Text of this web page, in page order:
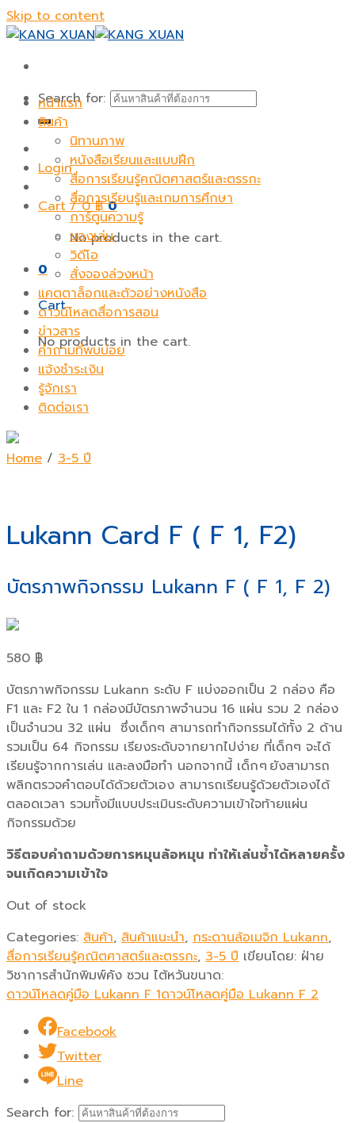
Skip to content
Search for:
Login
Cart /0฿ 0
No products in the cart.
0
Cart
No products in the cart.
หน้าแรก
สินค้า
นิทานภาพ
หนังสือเรียนและแบบฝึก
สื่อการเรียนรู้คณิตศาสตร์และตรรกะ
สื่อการเรียนรู้และเกมการศึกษา
การ์ตูนความรู้
ของเล่น
วิดีโอ
สั่งจองล่วงหน้า
แคตตาล็อกและตัวอย่างหนังสือ
ดาวน์โหลดสื่อการสอน
ข่าวสาร
คำถามที่พบบ่อย
แจ้งชำระเงิน
รู้จักเรา
ติดต่อเรา
Home / 3-5 ปี
Lukann Card F (ฺ F 1, F2)
บัตรภาพกิจกรรม Lukann F (ฺ F 1, F 2)
580 ฿
บัตรภาพกิจกรรม Lukann ระดับ F แบ่งออกเป็น 2 กล่อง คือ
F1 และ F2 ใน 1 กล่องมีบัตรภาพจำนวน 16 แผ่น รวม 2 กล่อง
เป็นจำนวน 32 แผ่น ซึ่งเด็กๆ สามารถทำกิจกรรมได้ทั้ง 2 ด้าน
รวมเป็น 64 กิจกรรม เรียงระดับจากยากไปง่าย ที่เด็กๆ จะได้
เรียนรู้จากการเล่น และลงมือทำ นอกจากนี้ เด็ก ๆ ยังสามารถ
พลิกตรวจคำตอบได้ด้วยตัวเอง สามารถเรียนรู้ด้วยตัวเองได้
ตลอดเวลา รวมทั้งมีแบบประเมินระดับความเข้าใจท้ายแผ่น
กิจกรรมด้วย
วิธีตอบคำถามด้วยการหมุนล้อหมุน ทำให้เล่นซ้ำได้หลายครั้ง
จนเกิดความเข้าใจ
Out of stock
Categories: สินค้า, สินค้าแนะนำ, กระดานล้อเมจิก​ Lukann,
สื่อการเรียนรู้คณิตศาสตร์และตรรกะ, 3-5 ปี เขียนโดย: ฝ่าย
วิชาการสำนักพิมพ์คัง ซวน ไต้หวันขนาด:
ดาวน์โหลดคู่มือ Lukann F 1ดาวน์โหลดคู่มือ Lukann F 2
Facebook
Twitter
Line
Search for: